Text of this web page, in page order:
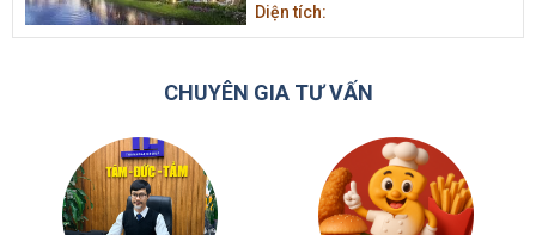
Diện tích:
CHUYÊN GIA TƯ VẤN